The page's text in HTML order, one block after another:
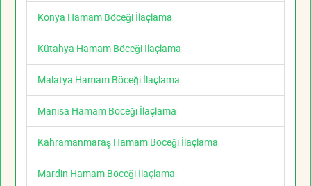
Konya Hamam Böceği İlaçlama
Kütahya Hamam Böceği İlaçlama
Malatya Hamam Böceği İlaçlama
Manisa Hamam Böceği İlaçlama
Kahramanmaraş Hamam Böceği İlaçlama
Mardin Hamam Böceği İlaçlama